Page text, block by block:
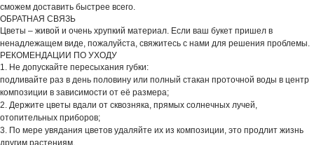
сможем доставить быстрее всего.
ОБРАТНАЯ СВЯЗЬ
Цветы – живой и очень хрупкий материал. Если ваш букет пришел в
ненадлежащем виде, пожалуйста, свяжитесь с нами для решения проблемы.
РЕКОМЕНДАЦИИ ПО УХОДУ
1. Не допускайте пересыхания губки:
подливайте раз в день половину или полный стакан проточной воды в центр
композиции в зависимости от её размера;
2. Держите цветы вдали от сквозняка, прямых солнечных лучей,
отопительных приборов;
3. По мере увядания цветов удаляйте их из композиции, это продлит жизнь
другим растениям.